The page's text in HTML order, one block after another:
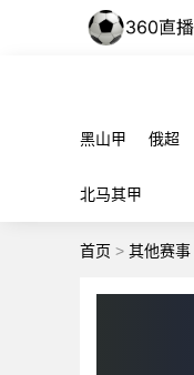
黑山甲 俄超
北马其甲
首页 > 其他赛事